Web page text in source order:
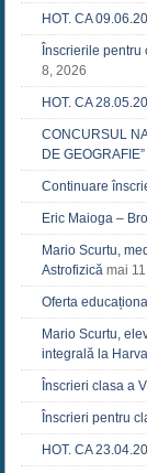
HOT. CA
Înscrierile
8, 2026
HOT. CA
CONCURSUL
DE
Continuare
Eric Maioga –
Mario Scurtu,
Astrofizică mai
Oferta
Mario Scurtu,
integrală la
Înscrieri clasa a
Înscrieri pentru
HOT. CA